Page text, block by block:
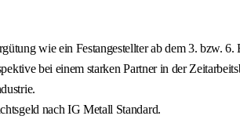
wie ein Festangestellter ab dem 3. bzw. 6.
bei einem starken Partner in der
nach IG Metall Standard.